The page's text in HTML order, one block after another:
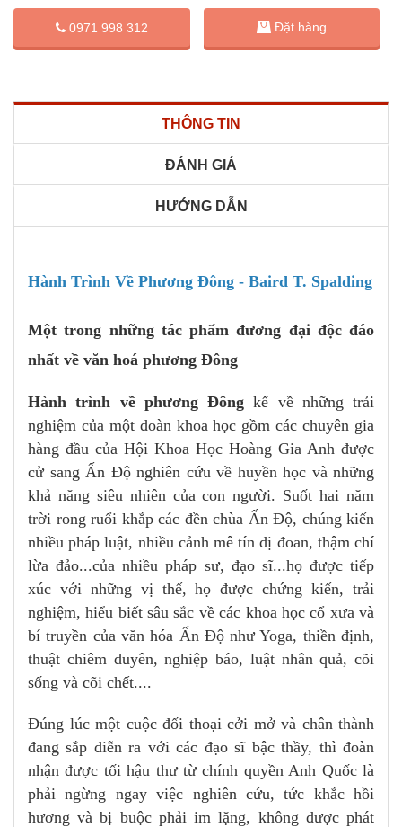
0971 998 312 Đặt hàng
THÔNG TIN
ĐÁNH GIÁ
HƯỚNG DẪN
Hành Trình Về Phương Đông - Baird T. Spalding
Một trong những tác phẩm đương đại độc đáo
nhất về văn hoá phương Đông
Hành trình về phương Đông kể về những trải
nghiệm của một đoàn khoa học gồm các chuyên gia
hàng đầu của Hội Khoa Học Hoàng Gia Anh được
cử sang Ấn Độ nghiên cứu về huyền học và những
khả năng siêu nhiên của con người. Suốt hai năm
trời rong ruổi khắp các đền chùa Ấn Độ, chúng kiến
nhiều pháp luật, nhiều cảnh mê tín dị đoan, thậm chí
lừa đảo...của nhiều pháp sư, đạo sĩ...họ được tiếp
xúc với những vị thế, họ được chứng kiến, trải
nghiệm, hiểu biết sâu sắc về các khoa học cổ xưa và
bí truyền của văn hóa Ấn Độ như Yoga, thiền định,
thuật chiêm duyên, nghiệp báo, luật nhân quả, cõi
sống và cõi chết....
Đúng lúc một cuộc đối thoại cởi mở và chân thành
đang sắp diễn ra với các đạo sĩ bậc thầy, thì đoàn
nhận được tối hậu thư từ chính quyền Anh Quốc là
phải ngừng ngay việc nghiên cứu, tức khắc hồi
hương và bị buộc phải im lặng, không được phát